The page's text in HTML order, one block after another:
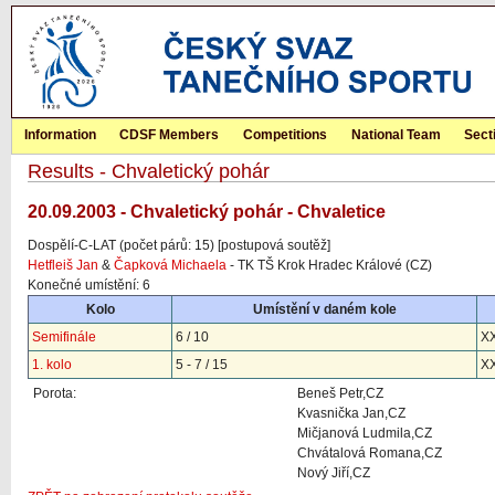
Information CDSF Members Competitions National Team
Results - Chvaletický pohár
20.09.2003 - Chvaletický pohár - Chvaletice
Dospělí-C-LAT (počet párů: 15) [postupová soutěž]
Hetfleiš Jan & Čapková Michaela - TK TŠ Krok Hradec Králové (CZ)
Konečné umístění: 6
Kolo
Umístění v daném kole
Semifinále
6 / 10
1. kolo
5 - 7 / 15
Porota:
Beneš Petr,CZ
Kvasnička Jan,CZ
Mičjanová Ludmila,CZ
Chvátalová Romana,CZ
Nový Jiří,CZ